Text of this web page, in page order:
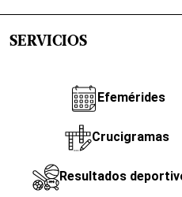
SERVICIOS
Efemérides
Crucigramas
Resultados